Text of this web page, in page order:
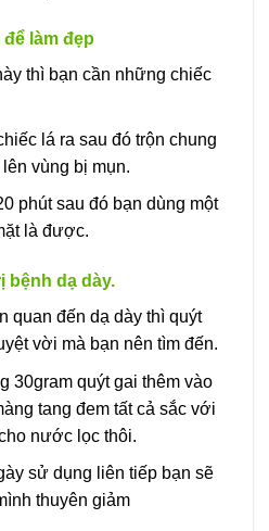
làm đẹp
thì bạn cần những chiếc
lá ra sau đó trộn chung
vùng bị mụn.
phút sau đó bạn dùng một
là được.
bệnh dạ dày.
quan đến dạ dày thì quýt
vời mà bạn nên tìm đến.
30gram quýt gai thêm vào
tang đem tất cả sắc với
nước lọc thôi.
sử dụng liên tiếp bạn sẽ
thuyên giảm